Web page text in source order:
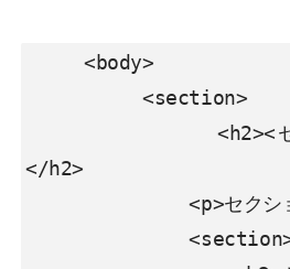
     <body>
          <section>
              <h2><セクションについて
</h2>
              <p>セクションの内容</p>
              <section>